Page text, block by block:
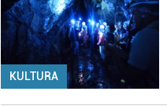
KULTURA